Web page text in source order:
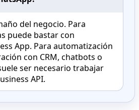
del negocio. Para
puede bastar con
App. Para automatización
con CRM, chatbots o
ser necesario trabajar
API.